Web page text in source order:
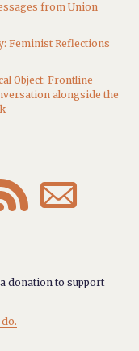
from Union
Feminist Reflections
Object: Frontline
alongside the

donation to support